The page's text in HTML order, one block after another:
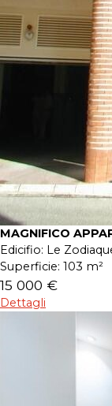
MAGNIFICO
Edicifio: Le
Superficie: 103 m²
15 000 €
Dettagli